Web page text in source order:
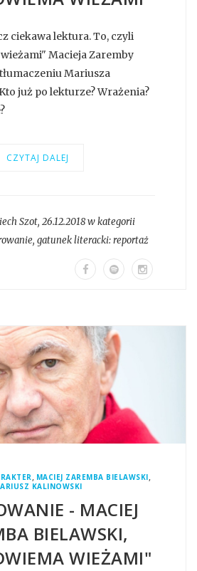
ciekawa lektura. To, czyli
Macieja Zaremby
Mariusza
już po lekturze? Wrażenia?
CZYTAJ DALEJ
Szot, 26.12.2018 w kategorii
, gatunek literacki:reportaż
, MACIEJ ZAREMBA BIELAWSKI,
KALINOWSKI
- MACIEJ
BIELAWSKI,
WIEŻAMI"